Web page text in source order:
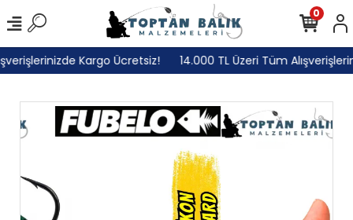
Kargo Ücretsiz! 14.000 TL Üzeri Tüm
0